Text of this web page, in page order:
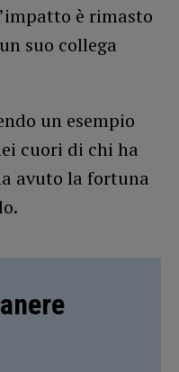
è rimasto
suo collega
un esempio
cuori di chi ha
avuto la fortuna